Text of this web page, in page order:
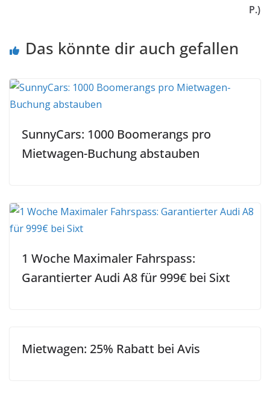
P.)
Das könnte dir auch gefallen
SunnyCars: 1000 Boomerangs pro
Mietwagen-Buchung abstauben
1 Woche Maximaler Fahrspass:
Garantierter Audi A8 für 999€ bei Sixt
Mietwagen: 25% Rabatt bei Avis